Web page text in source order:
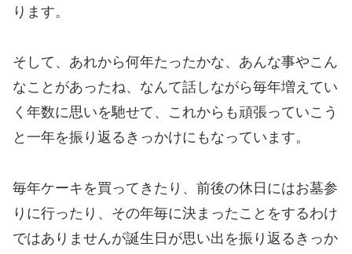
ります。
そして、あれから何年たったかな、あんな事やこん
なことがあったね、なんて話しながら毎年増えてい
く年数に思いを馳せて、これからも頑張っていこう
と一年を振り返るきっかけにもなっています。
毎年ケーキを買ってきたり、前後の休日にはお墓参
りに行ったり、その年毎に決まったことをするわけ
ではありませんが誕生日が思い出を振り返るきっか